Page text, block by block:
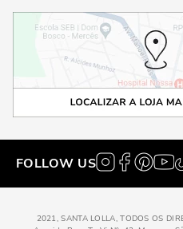
FOLLOW US
2021, SANTA LOLLA, TODOS OS